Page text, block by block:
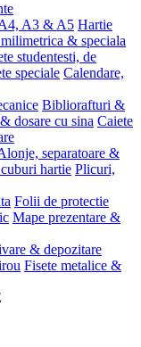
A3 & A5 Hartie
& speciala
studentesti, de
speciale Calendare,
Bibliorafturi &
dosare cu sina Caiete
separatoare &
hartie Plicuri,
Folii de protectie
Mape prezentare &
& depozitare
Fisete metalice &